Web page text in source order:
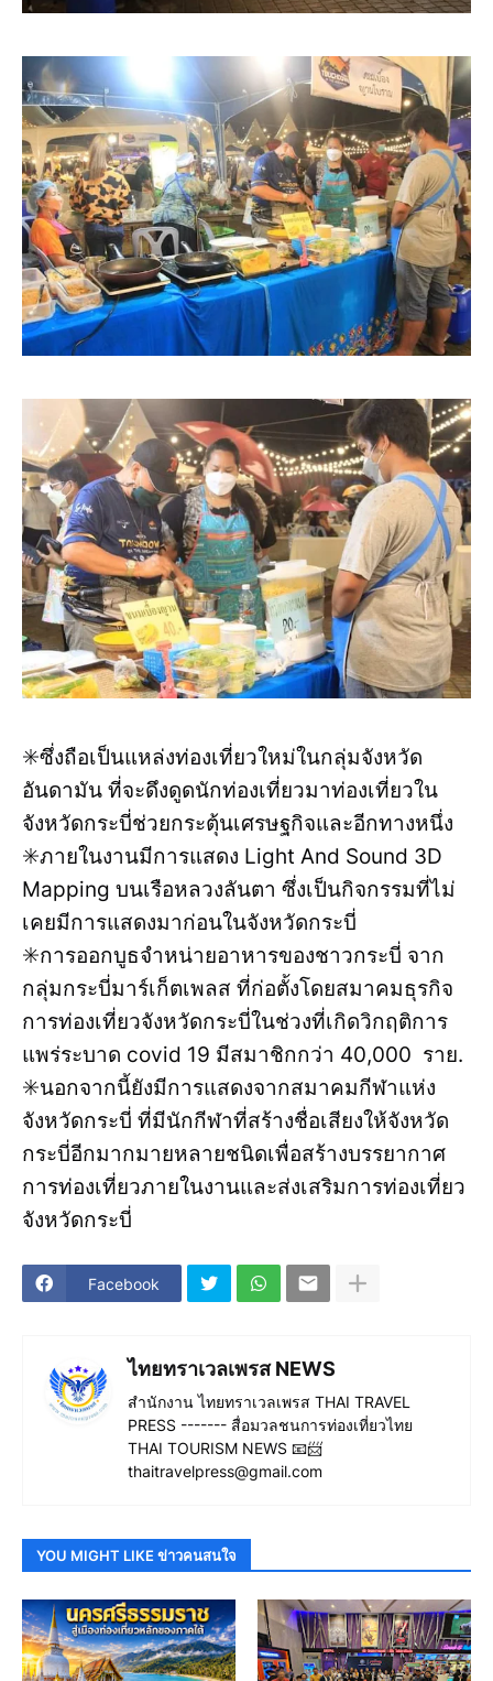
✳️ซึ่งถือเป็นแหล่งท่องเที่ยวใหม่ในกลุ่มจังหวัด
อันดามัน ที่จะดึงดูดนักท่องเที่ยวมาท่องเที่ยวใน
จังหวัดกระบี่ช่วยกระตุ้นเศรษฐกิจและอีกทางหนึ่ง
✳️ภายในงานมีการแสดง Light And Sound 3D
Mapping บนเรือหลวงลันตา ซึ่งเป็นกิจกรรมที่ไม่
เคยมีการแสดงมาก่อนในจังหวัดกระบี่
✳️การออกบูธจำหน่ายอาหารของชาวกระบี่ จาก
กลุ่มกระบี่มาร์เก็ตเพลส ที่ก่อตั้งโดยสมาคมธุรกิจ
การท่องเที่ยวจังหวัดกระบี่ในช่วงที่เกิดวิกฤติการ
แพร่ระบาด covid 19 มีสมาชิกกว่า 40,000 ราย.
✳️นอกจากนี้ยังมีการแสดงจากสมาคมกีฬาแห่ง
จังหวัดกระบี่ ที่มีนักกีฬาที่สร้างชื่อเสียงให้จังหวัด
กระบี่อีกมากมายหลายชนิดเพื่อสร้างบรรยากาศ
การท่องเที่ยวภายในงานและส่งเสริมการท่องเที่ยว
จังหวัดกระบี่
Facebook
ไทยทราเวลเพรส NEWS
สำนักงาน ไทยทราเวลเพรส THAI TRAVEL
PRESS ------- สื่อมวลชนการท่องเที่ยวไทย
THAI TOURISM NEWS 📧📨
thaitravelpress@gmail.com
YOU MIGHT LIKE ข่าวคนสนใจ